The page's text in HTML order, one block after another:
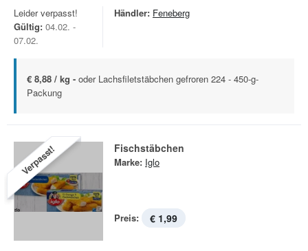
Leider verpasst!
Gültig: 04.02. -
07.02.
Händler: Feneberg
€ 8,88 / kg - oder Lachsfiletstäbchen gefroren 224 - 450-g-
Packung
Verpasst! Fischstäbchen
Marke: Iglo
Preis: € 1,99